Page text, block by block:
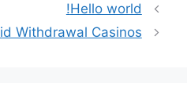
Hello world!
Withdrawal Casinos